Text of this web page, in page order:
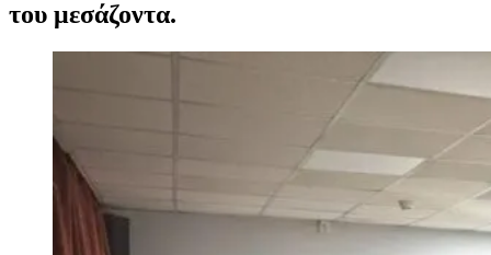
του μεσάζοντα.